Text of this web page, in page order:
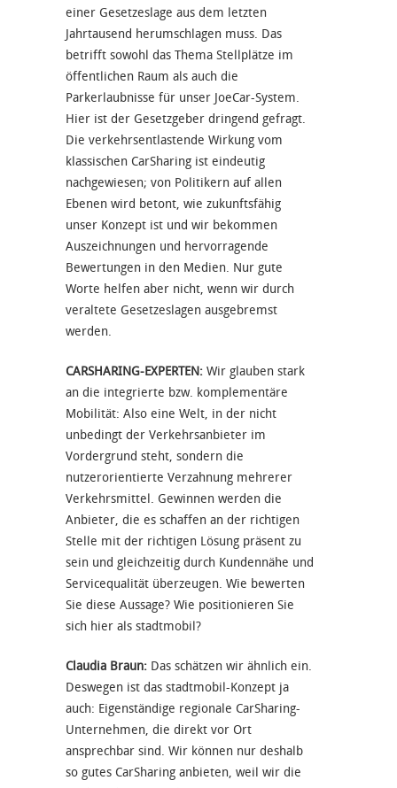
einer Gesetzeslage aus dem letzten
Jahrtausend herumschlagen muss. Das
betrifft sowohl das Thema Stellplätze im
öffentlichen Raum als auch die
Parkerlaubnisse für unser JoeCar-System.
Hier ist der Gesetzgeber dringend gefragt.
Die verkehrsentlastende Wirkung vom
klassischen CarSharing ist eindeutig
nachgewiesen; von Politikern auf allen
Ebenen wird betont, wie zukunftsfähig
unser Konzept ist und wir bekommen
Auszeichnungen und hervorragende
Bewertungen in den Medien. Nur gute
Worte helfen aber nicht, wenn wir durch
veraltete Gesetzeslagen ausgebremst
werden.
CARSHARING-EXPERTEN: Wir glauben stark
an die integrierte bzw. komplementäre
Mobilität: Also eine Welt, in der nicht
unbedingt der Verkehrsanbieter im
Vordergrund steht, sondern die
nutzerorientierte Verzahnung mehrerer
Verkehrsmittel. Gewinnen werden die
Anbieter, die es schaffen an der richtigen
Stelle mit der richtigen Lösung präsent zu
sein und gleichzeitig durch Kundennähe und
Servicequalität überzeugen. Wie bewerten
Sie diese Aussage? Wie positionieren Sie
sich hier als stadtmobil?
Claudia Braun: Das schätzen wir ähnlich ein.
Deswegen ist das stadtmobil-Konzept ja
auch: Eigenständige regionale CarSharing-
Unternehmen, die direkt vor Ort
ansprechbar sind. Wir können nur deshalb
so gutes CarSharing anbieten, weil wir die